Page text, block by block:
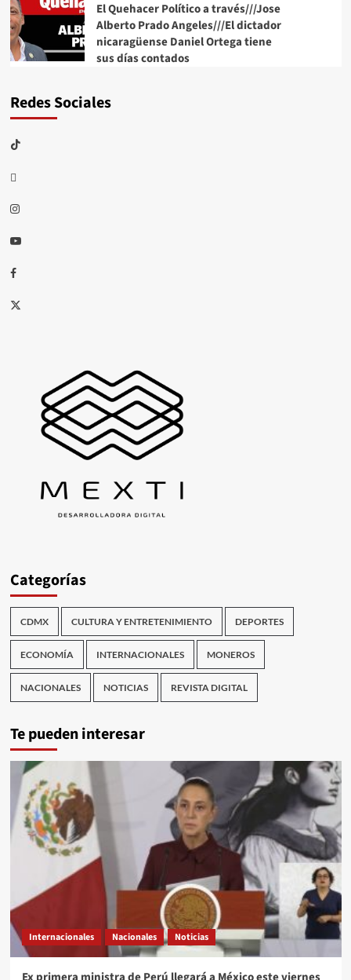
El Quehacer Político a través///Jose
Alberto Prado Angeles///El dictador
nicaragüense Daniel Ortega tiene
sus días contados
Redes Sociales
TikTok
threads
Instagram
Youtube
Facebook
X
Categorías
CDMX CULTURA Y ENTRETENIMIENTO DEPORTES
ECONOMÍA INTERNACIONALES MONEROS
NACIONALES NOTICIAS REVISTA DIGITAL
Te pueden interesar
Internacionales Nacionales Noticias